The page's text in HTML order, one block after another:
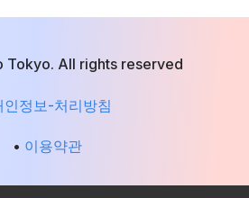
All rights reserved
인정보-처리방침
• 이용약관